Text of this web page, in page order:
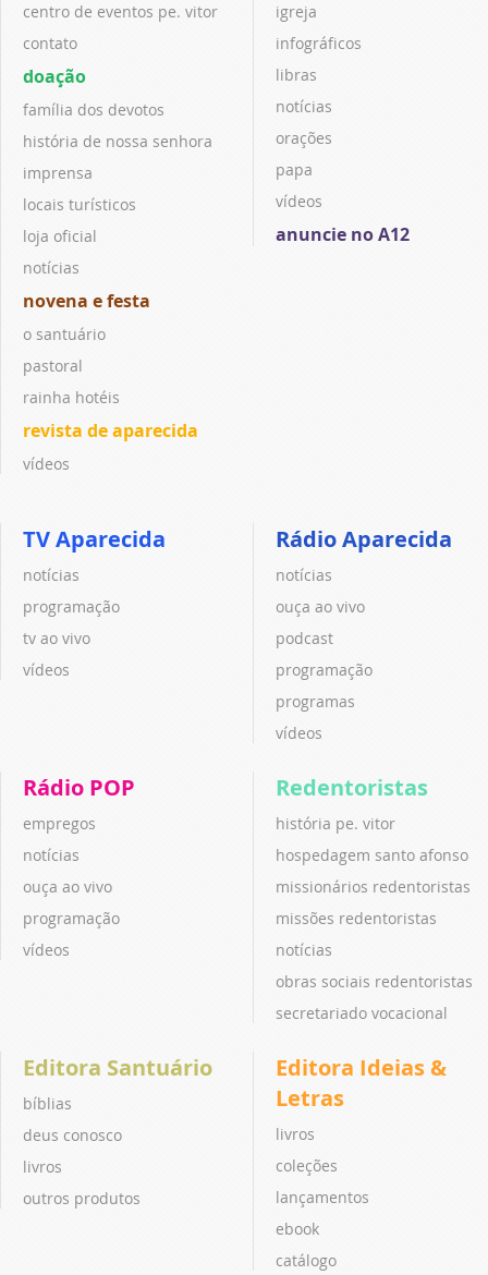
centro de eventos pe. vitor
contato
doação
família dos devotos
história de nossa senhora
imprensa
locais turísticos
loja oficial
notícias
novena e festa
o santuário
pastoral
rainha hotéis
revista de aparecida
vídeos
igreja
infográficos
libras
notícias
orações
papa
vídeos
anuncie no A12
TV Aparecida
notícias
programação
tv ao vivo
vídeos
Rádio Aparecida
notícias
ouça ao vivo
podcast
programação
programas
vídeos
Rádio POP
empregos
notícias
ouça ao vivo
programação
vídeos
Redentoristas
história pe. vitor
hospedagem santo afonso
missionários redentoristas
missões redentoristas
notícias
obras sociais redentoristas
secretariado vocacional
Editora Santuário
bíblias
deus conosco
livros
outros produtos
Editora Ideias &
Letras
livros
coleções
lançamentos
ebook
catálogo